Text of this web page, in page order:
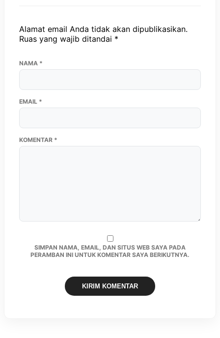
Alamat email Anda tidak akan dipublikasikan.
Ruas yang wajib ditandai *
KOMENTAR *
NAMA *
EMAIL *
SIMPAN NAMA, EMAIL, DAN SITUS WEB SAYA PADA
PERAMBAN INI UNTUK KOMENTAR SAYA BERIKUTNYA.